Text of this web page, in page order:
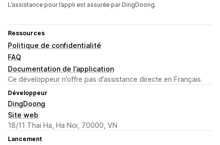
L’assistance pour l’appli est assurée par DingDoong.
Ressources
Politique de confidentialité
FAQ
Documentation de l’application
Ce développeur n’offre pas d’assistance directe en Français.
Développeur
DingDoong
Site web
18/11 Thai Ha, Ha Noi, 70000, VN
Lancement